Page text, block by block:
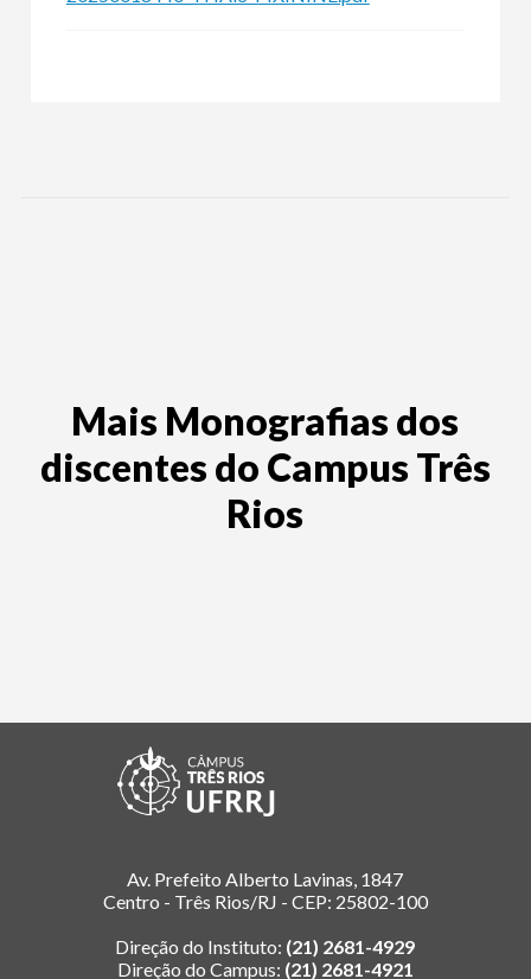
Mais Monografias dos
discentes do Campus Três
Rios
Av. Prefeito Alberto Lavinas, 1847
Centro - Três Rios/RJ - CEP: 25802-100
Direção do Instituto: (21) 2681-4929
Direção do Campus: (21) 2681-4921